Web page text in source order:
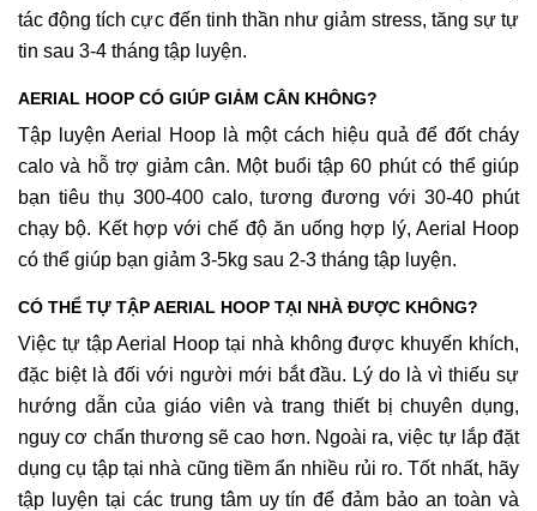
tác động tích cực đến tinh thần như giảm stress, tăng sự tự
tin sau 3-4 tháng tập luyện.
AERIAL HOOP CÓ GIÚP GIẢM CÂN KHÔNG?
Tập luyện Aerial Hoop là một cách hiệu quả để đốt cháy
calo và hỗ trợ giảm cân. Một buổi tập 60 phút có thể giúp
bạn tiêu thụ 300-400 calo, tương đương với 30-40 phút
chạy bộ. Kết hợp với chế độ ăn uống hợp lý, Aerial Hoop
có thể giúp bạn giảm 3-5kg sau 2-3 tháng tập luyện.
CÓ THỂ TỰ TẬP AERIAL HOOP TẠI NHÀ ĐƯỢC KHÔNG?
Việc tự tập Aerial Hoop tại nhà không được khuyến khích,
đặc biệt là đối với người mới bắt đầu. Lý do là vì thiếu sự
hướng dẫn của giáo viên và trang thiết bị chuyên dụng,
nguy cơ chấn thương sẽ cao hơn. Ngoài ra, việc tự lắp đặt
dụng cụ tập tại nhà cũng tiềm ẩn nhiều rủi ro. Tốt nhất, hãy
tập luyện tại các trung tâm uy tín để đảm bảo an toàn và